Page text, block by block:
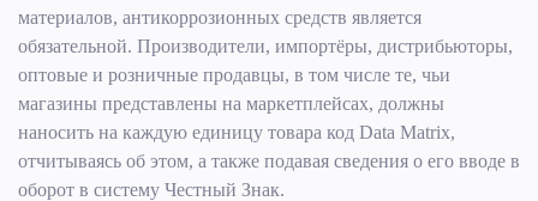
материалов, антикоррозионных средств является
обязательной. Производители, импортёры, дистрибьюторы,
оптовые и розничные продавцы, в том числе те, чьи
магазины представлены на маркетплейсах, должны
наносить на каждую единицу товара код Data Matrix,
отчитываясь об этом, а также подавая сведения о его вводе в
оборот в систему Честный Знак.